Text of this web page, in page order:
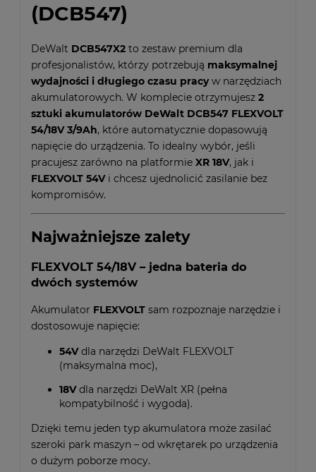
(DCB547)
DeWalt DCB547X2 to zestaw premium dla
profesjonalistów, którzy potrzebują maksymalnej
wydajności i długiego czasu pracyw narzędziach
akumulatorowych. W komplecie otrzymujesz 2
sztuki akumulatorów DeWalt DCB547 FLEXVOLT
54/18V 3/9Ah, które automatycznie dopasowują
napięcie do urządzenia. To idealny wybór, jeśli
pracujesz zarówno na platformie XR 18V, jak i
FLEXVOLT 54Vi chcesz ujednolicić zasilanie bez
kompromisów.
Najważniejsze zalety
FLEXVOLT 54/18V – jedna bateria do
dwóch systemów
Akumulator FLEXVOLT sam rozpoznaje narzędzie i
dostosowuje napięcie:
54Vdla narzędzi DeWalt FLEXVOLT
(maksymalna moc),
18Vdla narzędzi DeWalt XR (pełna
kompatybilność i wygoda).
Dzięki temu jeden typ akumulatora może zasilać
szeroki park maszyn – od wkrętarek po urządzenia
o dużym poborze mocy.